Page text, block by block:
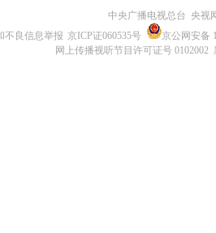
中央广播电视总台 央视
不良信息举报 京ICP证060535号
京公网安备
网上传播视听节目许可证号 0102002